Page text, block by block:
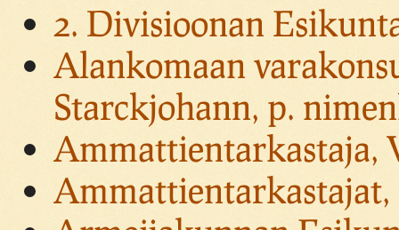
2. Divisioonan
Alankomaan
Starckjohann, p.
Ammattientarkastaja,
Ammattientarkastajat,